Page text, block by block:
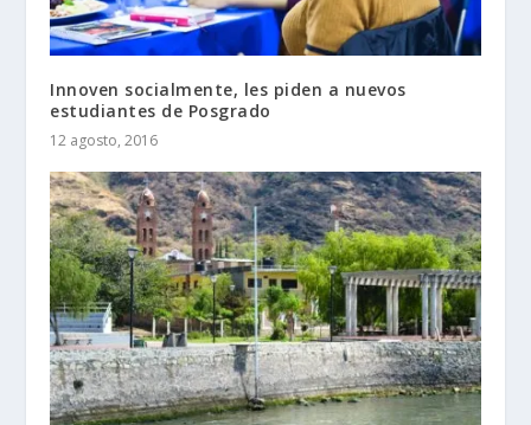
Innoven socialmente, les piden a nuevos
estudiantes de Posgrado
12 agosto, 2016